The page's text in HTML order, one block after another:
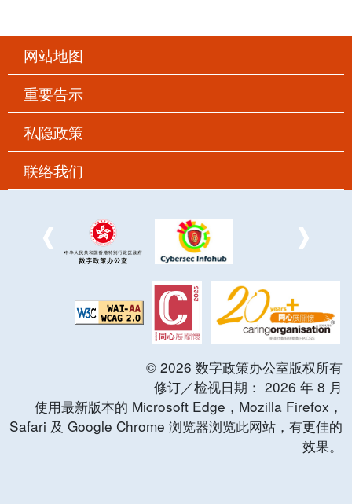
网站地图
重要告示
私隐政策
联络我们
© 2026 数字政策办公室版权所有
修订／检视日期： 2026 年 8 月
使用最新版本的 Microsoft Edge，Mozilla Firefox，
Safari 及 Google Chrome 浏览器浏览此网站，有更佳的
效果。